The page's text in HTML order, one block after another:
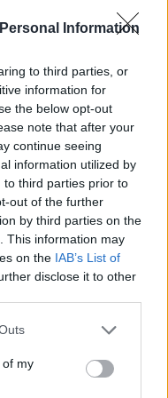
Information
to third parties, or
information for
the below opt-out
note that after your
continue seeing
information utilized by
to third parties prior to
out of the further
by third parties on the
This information may
on the IAB’s List of
disclose it to other
of my
angariação de
que Viana do
âmbito da Cidade
conta
e mais de
por 88 clubes e
50
todos
Viana do Castelo, Vila
dos desportos
promovendo o
condições naturais.
as etapas do
é o que mais precisa
sem vento não há
vez, alem da
parte deste
entre atletas,
a marca Nortada
e quase obvia,
o CEO da
finalistas
in Politics